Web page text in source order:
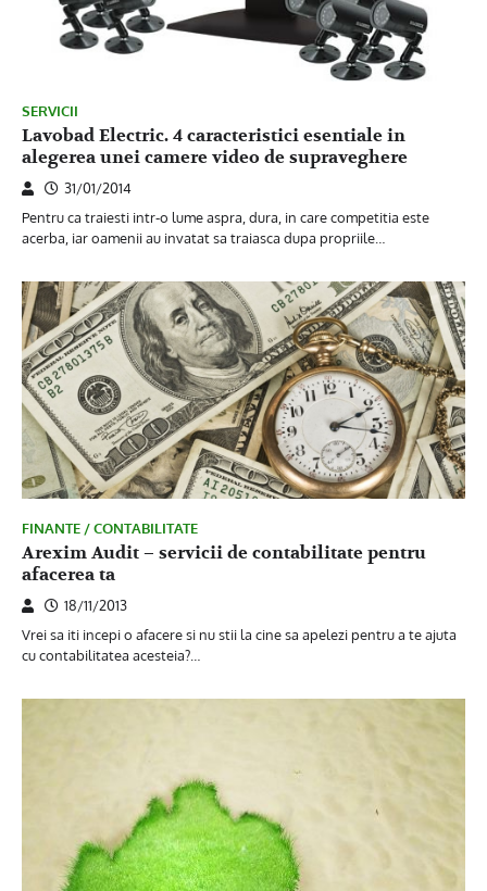
SERVICII
Lavobad Electric. 4 caracteristici esentiale in
alegerea unei camere video de supraveghere
31/01/2014
Pentru ca traiesti intr-o lume aspra, dura, in care competitia este
acerba, iar oamenii au invatat sa traiasca dupa propriile…
FINANTE / CONTABILITATE
Arexim Audit – servicii de contabilitate pentru
afacerea ta
18/11/2013
Vrei sa iti incepi o afacere si nu stii la cine sa apelezi pentru a te ajuta
cu contabilitatea acesteia?…